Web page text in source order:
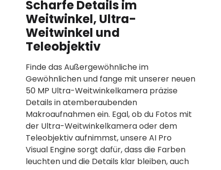
Scharfe Details im
Weitwinkel, Ultra-
Weitwinkel und
Teleobjektiv
Finde das Außergewöhnliche im
Gewöhnlichen und fange mit unserer neuen
50 MP Ultra-Weitwinkelkamera präzise
Details in atemberaubenden
Makroaufnahmen ein. Egal, ob du Fotos mit
der Ultra-Weitwinkelkamera oder dem
Teleobjektiv aufnimmst, unsere AI Pro
Visual Engine sorgt dafür, dass die Farben
leuchten und die Details klar bleiben, auch